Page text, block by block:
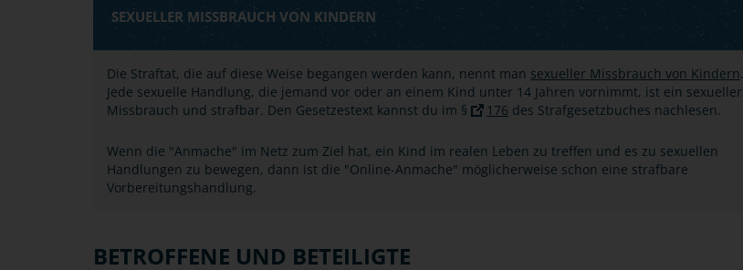
SEXUELLER MISSBRAUCH VON KINDERN
Die Straftat, die auf diese Weise begangen werden kann, nennt man sexueller Missbrauch von Kindern.
Jede sexuelle Handlung, die jemand vor oder an einem Kind unter 14 Jahren vornimmt, ist ein sexueller
Missbrauch und strafbar. Den Gesetzestext kannst du im §
176 des Strafgesetzbuches nachlesen.
Wenn die "Anmache" im Netz zum Ziel hat, ein Kind im realen Leben zu treffen und es zu sexuellen
Handlungen zu bewegen, dann ist die "Online-Anmache" möglicherweise schon eine strafbare
Vorbereitungshandlung.
BETROFFENE UND BETEILIGTE